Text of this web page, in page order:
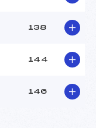
138
144
146